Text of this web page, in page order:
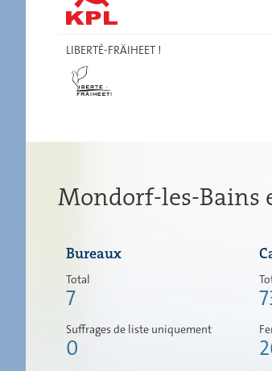
LIBERTÉ-FRÄIHEET !
Mondorf-les-Bains
Bureaux
Total
7
Suffrages de liste uniquement
0